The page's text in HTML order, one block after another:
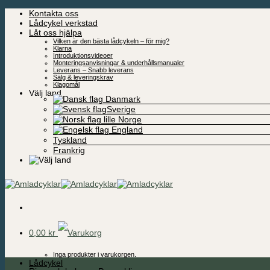
Skip
content
Kontakta oss
Lådcykel verkstad
Låt oss hjälpa
Vilken är den bästa lådcykeln – för mig?
Klarna
Introduktionsvideoer
Monteringsanvisningar & underhållsmanualer
Leverans – Snabb leverans
Sälg & leveringskrav
Klagomål
Välj land
Danmark
Sverige
Norge
England
Tyskland
Frankrig
0,00 kr
Inga produkter i varukorgen.
Lådcykel